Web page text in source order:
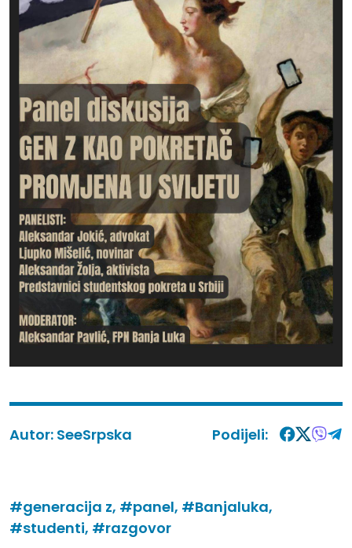
Autor: SeeSrpska Podijeli:
#generacija z, #panel, #Banjaluka,
#studenti, #razgovor